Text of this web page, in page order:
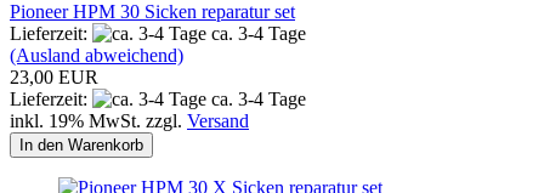
Pioneer HPM 30 Sicken reparatur set
Lieferzeit:
ca. 3-4 Tage
(Ausland abweichend)
23,00 EUR
Lieferzeit:
ca. 3-4 Tage
inkl. 19% MwSt. zzgl. Versand
In den Warenkorb